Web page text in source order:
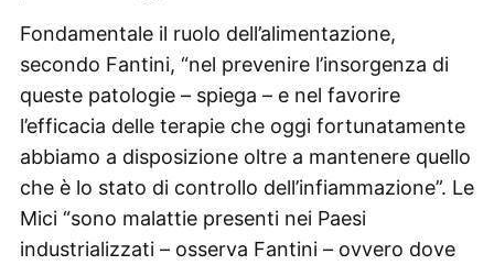
Fondamentale il ruolo dell’alimentazione,
secondo Fantini, “nel prevenire l’insorgenza di
queste patologie – spiega – e nel favorire
l’efficacia delle terapie che oggi fortunatamente
abbiamo a disposizione oltre a mantenere quello
che è lo stato di controllo dell’infiammazione”. Le
Mici “sono malattie presenti nei Paesi
industrializzati – osserva Fantini – ovvero dove